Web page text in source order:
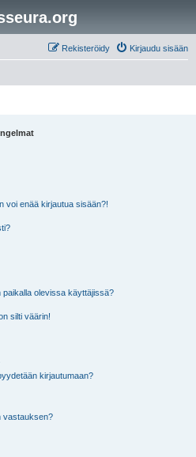
Kirjaudu sisään
Rekisteröidy
voi enää kirjautua sisään?!
olevissa käyttäjissä?
silti väärin!
kirjautumaan?
vastauksen?